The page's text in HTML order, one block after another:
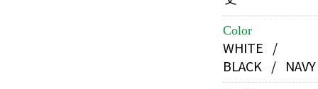
Color
WHITE /
BLACK / NAVY